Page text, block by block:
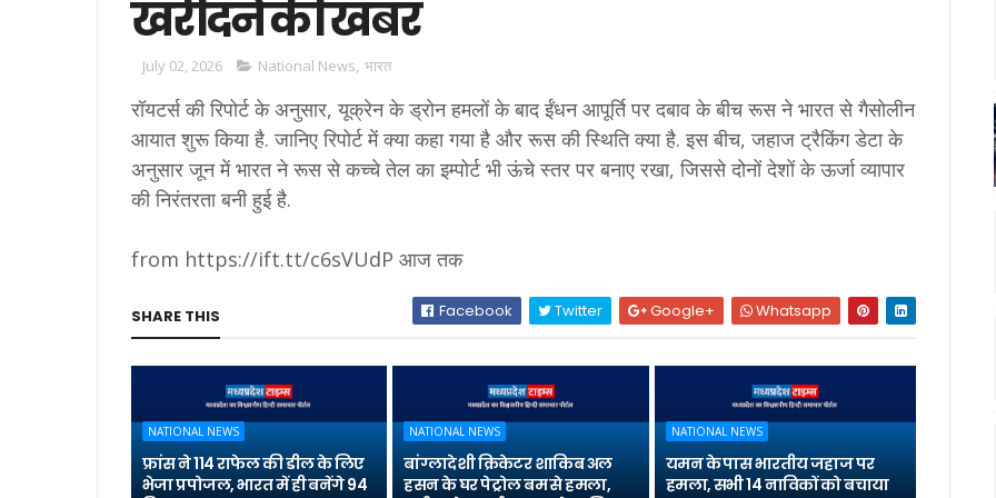
खरीदने की खबर
July 02, 2026 National News, भारत
रॉयटर्स की रिपोर्ट के अनुसार, यूक्रेन के ड्रोन हमलों के बाद ईंधन आपूर्ति पर दबाव के बीच रूस ने भारत से गैसोलीन
आयात शुरू किया है. जानिए रिपोर्ट में क्या कहा गया है और रूस की स्थिति क्या है. इस बीच, जहाज ट्रैकिंग डेटा के
अनुसार जून में भारत ने रूस से कच्चे तेल का इम्पोर्ट भी ऊंचे स्तर पर बनाए रखा, जिससे दोनों देशों के ऊर्जा व्यापार
की निरंतरता बनी हुई है.
from https://ift.tt/c6sVUdP आज तक
SHARE THIS Facebook Twitter Google+ Whatsapp
NATIONAL NEWS
फ्रांस ने 114 राफेल की डील के लिए
भेजा प्रपोजल, भारत में ही बनेंगे 94
NATIONAL NEWS
बांग्लादेशी क्रिकेटर शाकिब अल
हसन के घर पेट्रोल बम से हमला,
NATIONAL NEWS
यमन के पास भारतीय जहाज पर
हमला, सभी 14 नाविकों को बचाया